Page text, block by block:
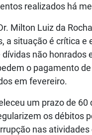
realizados há
Milton Luiz da
a situação é crítica e
não honrados
o pagamento
em fevereiro.
um prazo de 60
os débitos
nas atividades